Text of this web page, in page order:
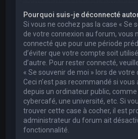
Pourquoi suis-je déconnecté
Si vous ne cochez pas la case « Se
de votre connexion au forum, vous
connecté que pour une période
d’éviter que votre compte soit
d’autre. Pour rester connecté,
« Se souvenir de moi » lors de votre
Ceci n’est pas recommandé si
depuis un ordinateur public,
cybercafé, une université, etc. Si
trouver cette case à cocher, il est
administrateur du forum ait
fonctionnalité.